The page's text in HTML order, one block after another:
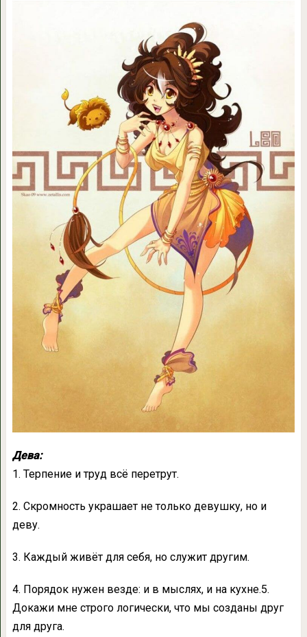
Дева:
1. Терпение и труд всё перетрут.
2. Скромность украшает не только девушку, но и
деву.
3. Каждый живёт для себя, но служит другим.
4. Порядок нужен везде: и в мыслях, и на кухне.5.
Докажи мне строго логически, что мы созданы друг
для друга.